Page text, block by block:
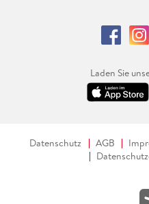
Laden Sie
Datenschutz AGB